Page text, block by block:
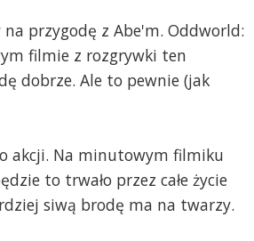
przygodę z Abe'm. Oddworld:
filmie z rozgrywki ten
dobrze. Ale to pewnie (jak
akcji. Na minutowym filmiku
to trwało przez całe życie
siwą brodę ma na twarzy.